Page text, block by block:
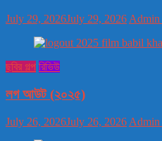
July 29, 2026July 29, 2026Admin
ছবির গল্প রিভিউ
লগ আউট (২০২৫)
July 26, 2026July 26, 2026 Admin